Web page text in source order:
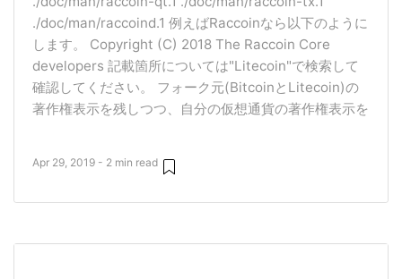
./doc/man/raccoind.1 例えばRaccoinなら以下のように
します。 Copyright (C) 2018 The Raccoin Core
developers 記載箇所については"Litecoin"で検索して
確認してください。 フォーク元(BitcoinとLitecoin)の
著作権表示を残しつつ、自分の仮想通貨の著作権表示を
Apr 29, 2019 - 2 min read